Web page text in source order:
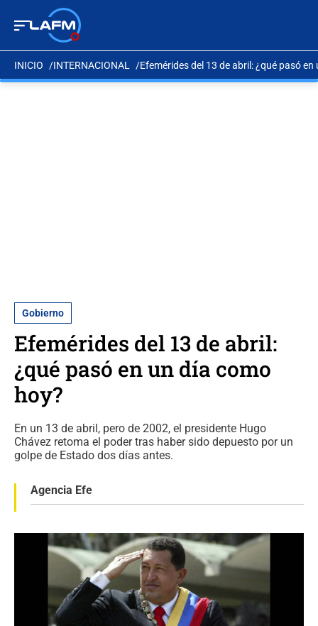
INICIO INTERNACIONAL Efemérides del 13 de abril: ¿qué pasó
Gobierno
Efemérides del 13 de abril:
¿qué pasó en un día como
hoy?
En un 13 de abril, pero de 2002, el presidente Hugo
Chávez retoma el poder tras haber sido depuesto por un
golpe de Estado dos días antes.
Agencia Efe